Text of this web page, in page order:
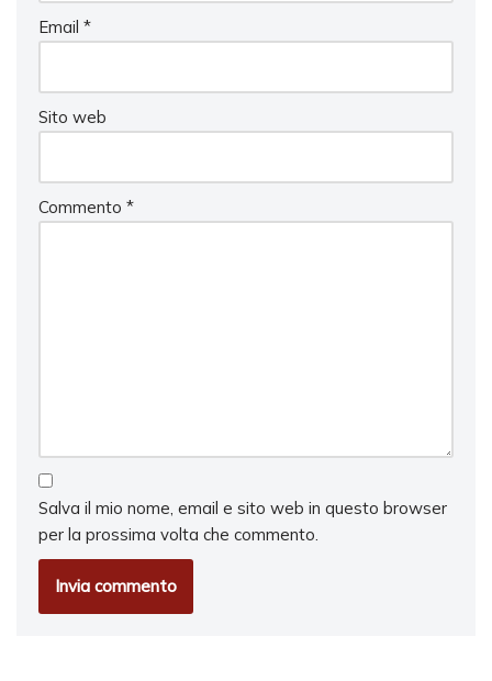
Email *
Sito web
Commento *
Salva il mio nome, email e sito web in questo browser
per la prossima volta che commento.